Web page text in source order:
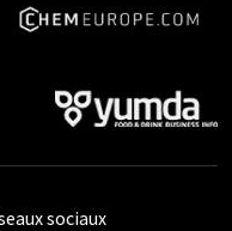
sociaux